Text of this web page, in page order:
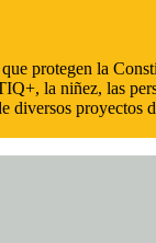
protegen la
la niñez, las